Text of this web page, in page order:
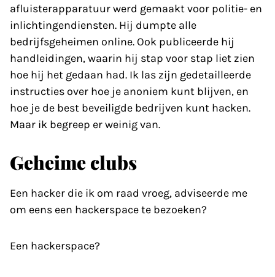
afluisterapparatuur werd gemaakt voor politie- en
inlichtingendiensten. Hij dumpte alle
bedrijfsgeheimen online. Ook publiceerde hij
handleidingen, waarin hij stap voor stap liet zien
hoe hij het gedaan had. Ik las zijn gedetailleerde
instructies over hoe je anoniem kunt blijven, en
hoe je de best beveiligde bedrijven kunt hacken.
Maar ik begreep er weinig van.
Geheime clubs
Een hacker die ik om raad vroeg, adviseerde me
om eens een hackerspace te bezoeken?
Een hackerspace?